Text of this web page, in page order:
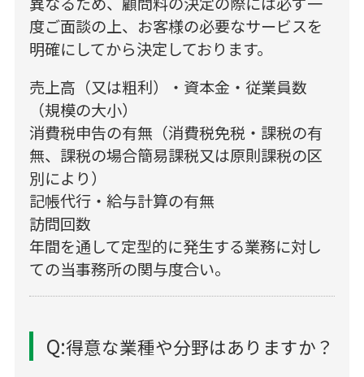
度ご面談の上、お客様の必要なサービスを
明確にしてから決定しております。
売上高（又は粗利）・資本金・従業員数
（規模の大小）
消費税申告の有無（消費税免税・課税の有
無、課税の場合簡易課税又は原則課税の区
別により）
記帳代行・給与計算の有無
訪問回数
年間を通して定型的に発生する業務に対し
ての当事務所の関与度合い。
Q:得意な業種や分野はありますか？